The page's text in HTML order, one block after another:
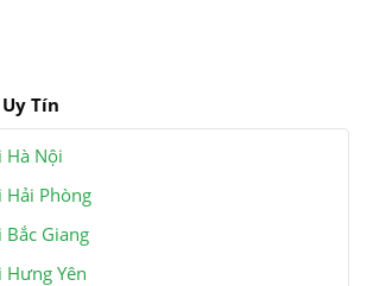
Tín
Hà Nội
Phòng
Giang
Yên